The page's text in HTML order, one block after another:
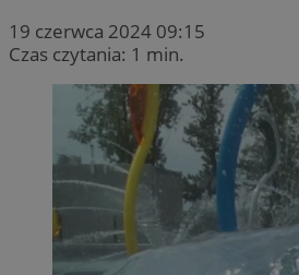
19 czerwca 2024 09:15
Czas czytania: 1 min.